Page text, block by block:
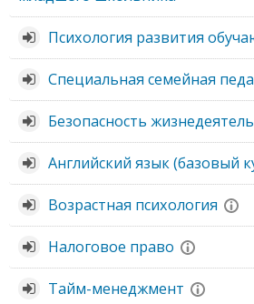
Психология развития
Специальная семейная
Безопасность
Английский язык (базовый
Возрастная психология
Налоговое право
Тайм-менеджмент